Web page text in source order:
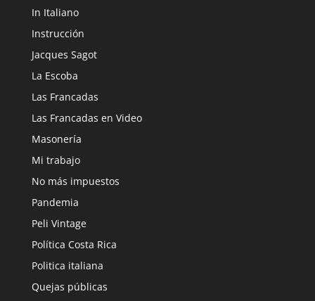
In Italiano
Instrucción
Jacques Sagot
La Escoba
Las Francadas
Las Francadas en Video
Masonería
Mi trabajo
No más impuestos
Pandemia
Peli Vintage
Política Costa Rica
Politica italiana
Quejas públicas